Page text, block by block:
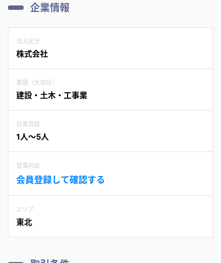
企業情報
法人区分
株式会社
業種（大項目）
建設・土木・工事業
従業員数
1人〜5人
営業利益
会員登録して確認する
エリア
東北